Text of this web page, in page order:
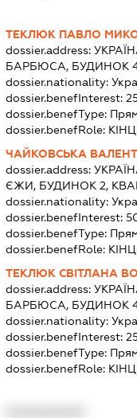
ТЕКЛЮК ПАВЛО
dossier.address:
БАРБЮСА, БУДИНОК
dossier.nationality:
dossier.benefInterest:
dossier.benefType:
dossier.benefRole:
ЧАЙКОВСЬКА
dossier.address:
ЄЖИ, БУДИНОК 2,
dossier.nationality:
dossier.benefInterest:
dossier.benefType:
dossier.benefRole:
ТЕКЛЮК СВІТЛАНА
dossier.address:
БАРБЮСА, БУДИНОК
dossier.nationality:
dossier.benefInterest:
dossier.benefType:
dossier.benefRole: